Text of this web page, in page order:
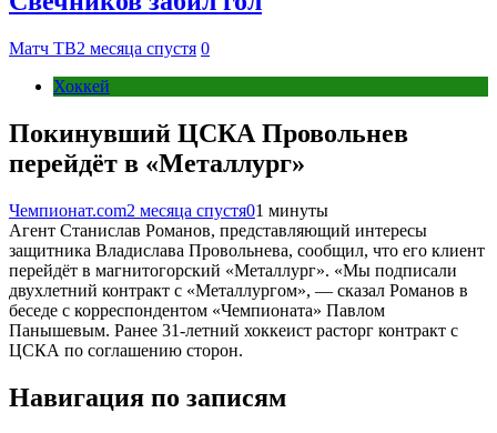
Матч ТВ2 месяца спустя 0
Хоккей
Покинувший ЦСКА Провольнев
перейдёт в «Металлург»
Чемпионат.com2 месяца спустя01 минуты
Агент Станислав Романов, представляющий интересы
защитника Владислава Провольнева, сообщил, что его клиент
перейдёт в магнитогорский «Металлург». «Мы подписали
двухлетний контракт с «Металлургом», — сказал Романов в
беседе с корреспондентом «Чемпионата» Павлом
Панышевым. Ранее 31-летний хоккеист расторг контракт с
ЦСКА по соглашению сторон.
Навигация по записям